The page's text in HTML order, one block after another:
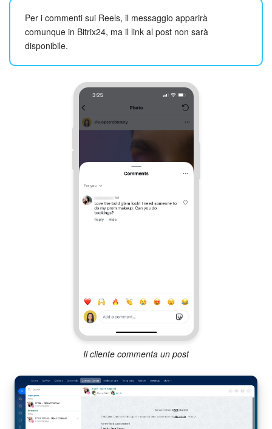
Per i commenti sui Reels, il messaggio apparirà
comunque in Bitrix24, ma il link al post non sarà
disponibile.
Il cliente commenta un post